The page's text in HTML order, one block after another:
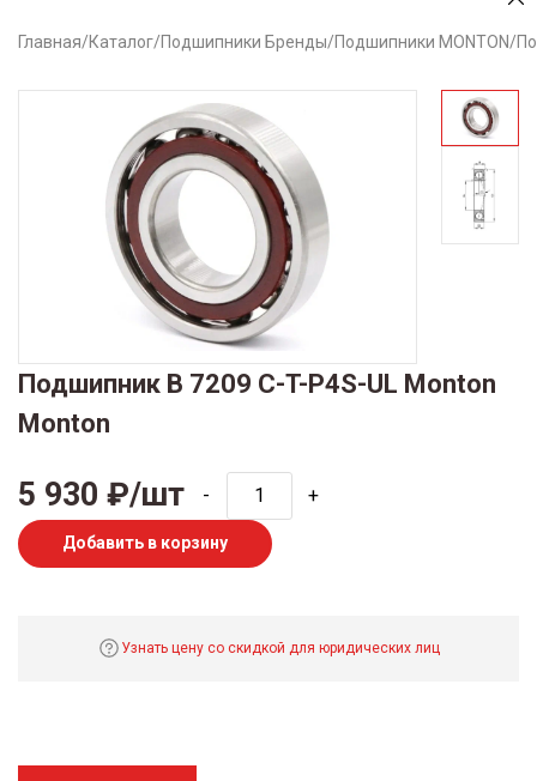
Главная/Каталог/Подшипники Бренды/Подшипники MONTON/
Подшипник B 7209 C-T-P4S-UL Monton
Monton
5 930 ₽/шт - +
Добавить в корзину
Узнать цену со скидкой для юридических лиц